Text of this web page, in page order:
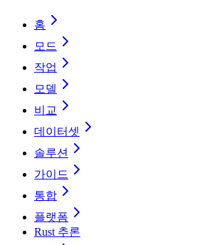
홈
모드
작업
모델
비교
데이터셋
솔루션
가이드
통합
플랫폼
Rust 추론